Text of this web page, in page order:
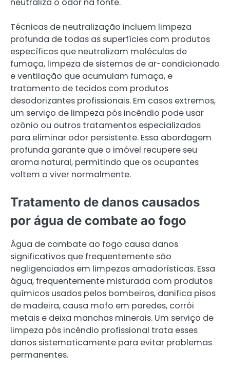
Técnicas de neutralização incluem limpeza
profunda de todas as superfícies com produtos
específicos que neutralizam moléculas de
fumaça, limpeza de sistemas de ar-condicionado
e ventilação que acumulam fumaça, e
tratamento de tecidos com produtos
desodorizantes profissionais. Em casos extremos,
um serviço de limpeza pós incêndio pode usar
ozônio ou outros tratamentos especializados
para eliminar odor persistente. Essa abordagem
profunda garante que o imóvel recupere seu
aroma natural, permitindo que os ocupantes
voltem a viver normalmente.
Tratamento de danos causados
por água de combate ao fogo
Água de combate ao fogo causa danos
significativos que frequentemente são
negligenciados em limpezas amadorísticas. Essa
água, frequentemente misturada com produtos
químicos usados pelos bombeiros, danifica pisos
de madeira, causa mofo em paredes, corrói
metais e deixa manchas minerais. Um serviço de
limpeza pós incêndio profissional trata esses
danos sistematicamente para evitar problemas
permanentes.